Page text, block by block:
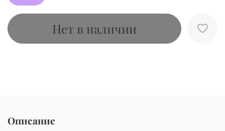
Нет в наличии
Описание